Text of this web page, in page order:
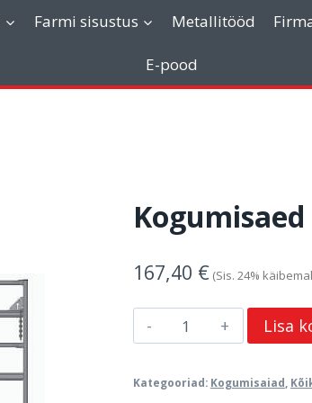
Farmi sisustus Metallitööd
E-pood
167,40 €
Kogumisaed
7-
H1700xL3000
Lisa
Kategooriad: Kogumisaiad